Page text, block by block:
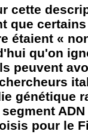
cette
que
étaient «
qu'on
peuvent
génétique
pour le